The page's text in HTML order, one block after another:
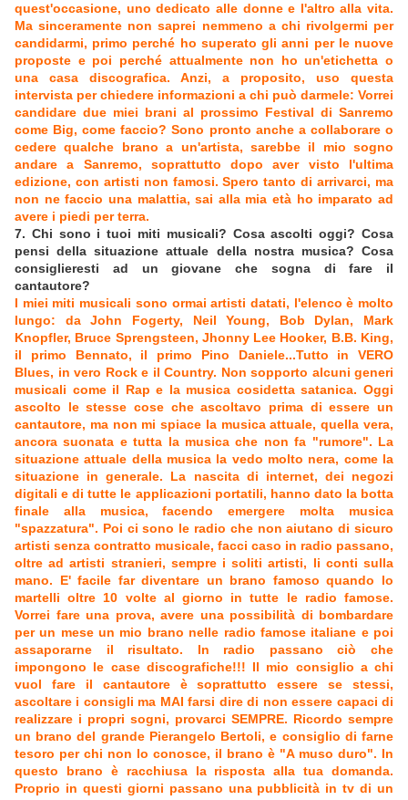
quest'occasione, uno dedicato alle donne e l'altro alla vita.
Ma sinceramente non saprei nemmeno a chi rivolgermi per
candidarmi, primo perché ho superato gli anni per le nuove
proposte e poi perché attualmente non ho un'etichetta o
una casa discografica. Anzi, a proposito, uso questa
intervista per chiedere informazioni a chi può darmele: Vorrei
candidare due miei brani al prossimo Festival di Sanremo
come Big, come faccio? Sono pronto anche a collaborare o
cedere qualche brano a un'artista, sarebbe il mio sogno
andare a Sanremo, soprattutto dopo aver visto l'ultima
edizione, con artisti non famosi. Spero tanto di arrivarci, ma
non ne faccio una malattia, sai alla mia età ho imparato ad
avere i piedi per terra.
7. Chi sono i tuoi miti musicali? Cosa ascolti oggi? Cosa
pensi della situazione attuale della nostra musica? Cosa
consiglieresti ad un giovane che sogna di fare il
cantautore?
I miei miti musicali sono ormai artisti datati, l'elenco è molto
lungo: da John Fogerty, Neil Young, Bob Dylan, Mark
Knopfler, Bruce Sprengsteen, Jhonny Lee Hooker, B.B. King,
il primo Bennato, il primo Pino Daniele...Tutto in VERO
Blues, in vero Rock e il Country. Non sopporto alcuni generi
musicali come il Rap e la musica cosidetta satanica. Oggi
ascolto le stesse cose che ascoltavo prima di essere un
cantautore, ma non mi spiace la musica attuale, quella vera,
ancora suonata e tutta la musica che non fa "rumore". La
situazione attuale della musica la vedo molto nera, come la
situazione in generale. La nascita di internet, dei negozi
digitali e di tutte le applicazioni portatili, hanno dato la botta
finale alla musica, facendo emergere molta musica
"spazzatura". Poi ci sono le radio che non aiutano di sicuro
artisti senza contratto musicale, facci caso in radio passano,
oltre ad artisti stranieri, sempre i soliti artisti, li conti sulla
mano. E' facile far diventare un brano famoso quando lo
martelli oltre 10 volte al giorno in tutte le radio famose.
Vorrei fare una prova, avere una possibilità di bombardare
per un mese un mio brano nelle radio famose italiane e poi
assaporarne il risultato. In radio passano ciò che
impongono le case discografiche!!! Il mio consiglio a chi
vuol fare il cantautore è soprattutto essere se stessi,
ascoltare i consigli ma MAI farsi dire di non essere capaci di
realizzare i propri sogni, provarci SEMPRE. Ricordo sempre
un brano del grande Pierangelo Bertoli, e consiglio di farne
tesoro per chi non lo conosce, il brano è "A muso duro". In
questo brano è racchiusa la risposta alla tua domanda.
Proprio in questi giorni passano una pubblicità in tv di un